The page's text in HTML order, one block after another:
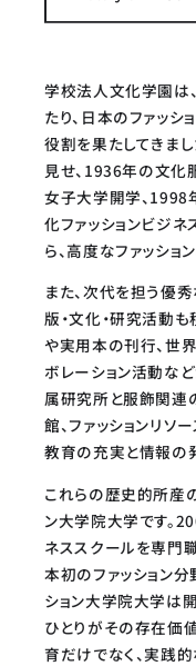
学校法人文化学園は
たり、日本のファッ
役割を果たしてきま
見せ、1936年の文
女子大学開学、
化ファッションビジ
ら、高度なファッショ
また、次代を担う優
版・文化・研究活動
や実用本の刊行、世
ボレーション活動な
属研究所と服飾関連
館、ファッションリソ
教育の充実と情報の
これらの歴史的所産
ン大学院大学です。
ネススクールを専門
本初のファッション
ション大学院大学は
ひとりがその存在価
育だけでなく、実践